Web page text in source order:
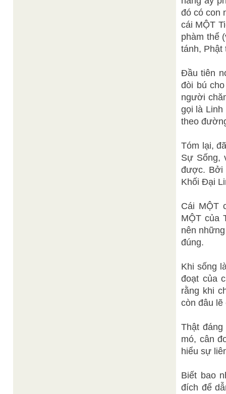
đó có con
cái MỘT
phàm thể
tánh, Phật
Đầu tiên
đòi bú
người
gọi là Linh
theo
Tóm lại,
Sự Sống,
được. Bởi
Khối Đại
Cái MỘT
MỘT của
nên
đúng.
Khi sống
đoạt của
rằng khi
còn đâu
Thật
mó, cân
hiểu sự
Biết bao
đích để